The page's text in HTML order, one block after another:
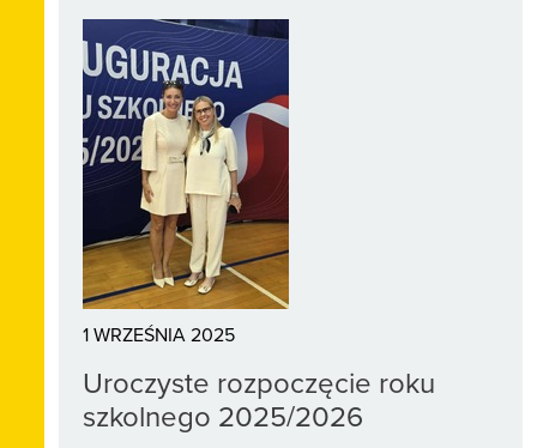
1 WRZEŚNIA 2025
Uroczyste rozpoczęcie roku
szkolnego 2025/2026